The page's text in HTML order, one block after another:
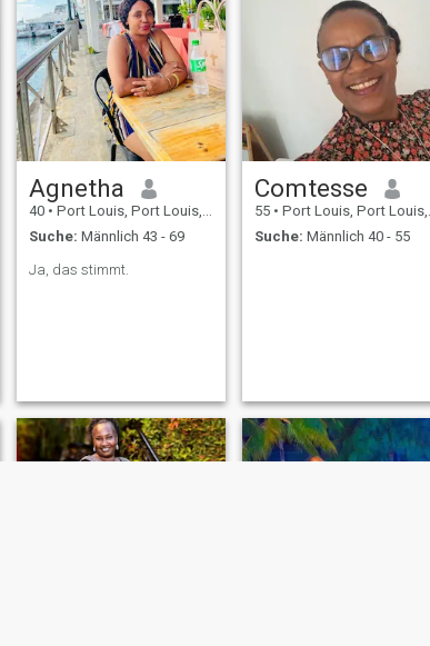
Agnetha
40 • Port Louis, Port Louis, Mauritius
Suche: Männlich 43 - 69
Ja, das stimmt.
Comtesse
55 • Port Louis, Port Louis, Mauritius
Suche: Männlich 40 - 55